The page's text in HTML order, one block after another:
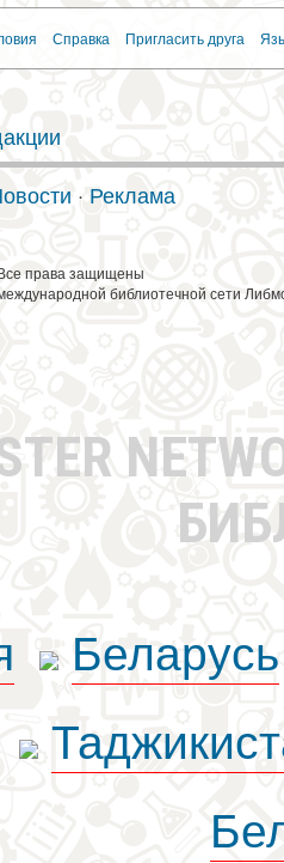
Справка Пригласить друга
· Реклама
права защищены
библиотечной сети
Беларусь